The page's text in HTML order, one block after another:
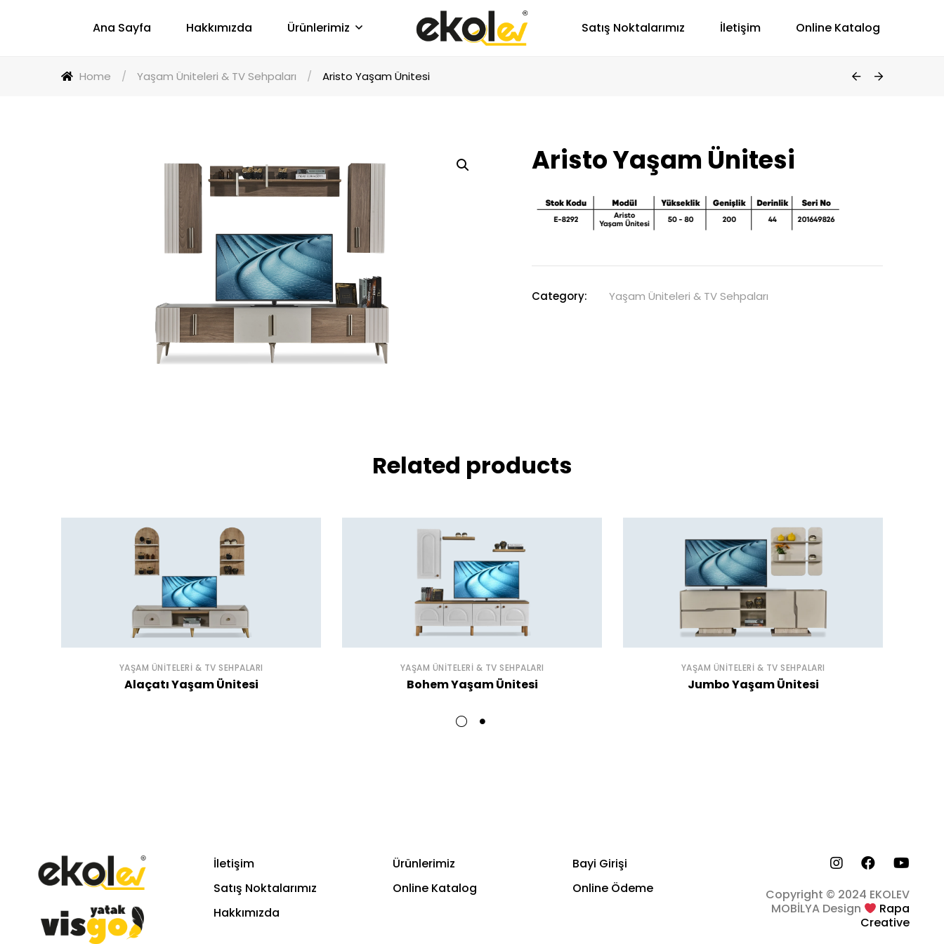
Ana Sayfa Hakkımızda Ürünlerimiz Satış Noktalarımız İletişim Online Katalog
Home / Yaşam Üniteleri & TV Sehpaları / Aristo Yaşam Ünitesi
Aristo Yaşam Ünitesi
Category: Yaşam Üniteleri & TV Sehpaları
Related products
YAŞAM ÜNITELERI & TV SEHPALARI
Alaçatı Yaşam Ünitesi
YAŞAM ÜNITELERI & TV SEHPALARI
Bohem Yaşam Ünitesi
YAŞAM ÜNITELERI & TV SEHPALARI
Jumbo Yaşam Ünitesi
İletişim
Satış Noktalarımız
Hakkımızda
Ürünlerimiz
Online Katalog
Bayi Girişi
Online Ödeme
Copyright © 2024 EKOLEV
MOBİLYA Design
Rapa
Creative